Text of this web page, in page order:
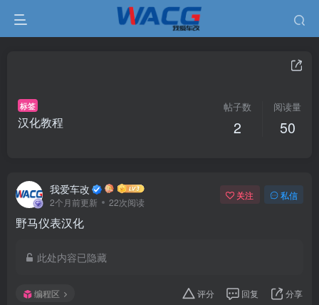
标签
汉化教程
帖子数
2
阅读量
50
我爱车改
2个月前更新 22次阅读
关注 私信
野马仪表汉化
此处内容已隐藏
编程区 评分 回复 分享